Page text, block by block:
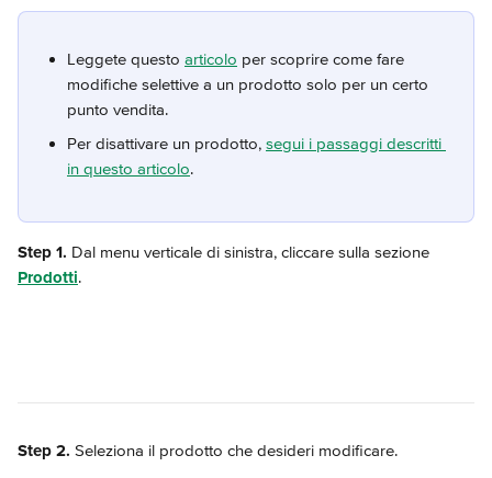
Leggete questo articolo per scoprire come fare
modifiche selettive a un prodotto solo per un certo
punto vendita.
Per disattivare un prodotto, segui i passaggi descritti
in questo articolo.
Step 1. Dal menu verticale di sinistra, cliccare sulla sezione
Prodotti.
Step 2. Seleziona il prodotto che desideri modificare.